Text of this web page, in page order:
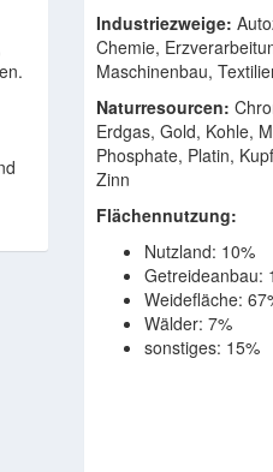
Industriezweige:
Chemie,
Maschinenbau,
Naturresourcen:
Erdgas, Gold, Kohle,
Phosphate, Platin,
Zinn
Flächennutzung:
Nutzland: 10%
Getreideanbau:
Weidefläche:
Wälder: 7%
sonstiges: 15%